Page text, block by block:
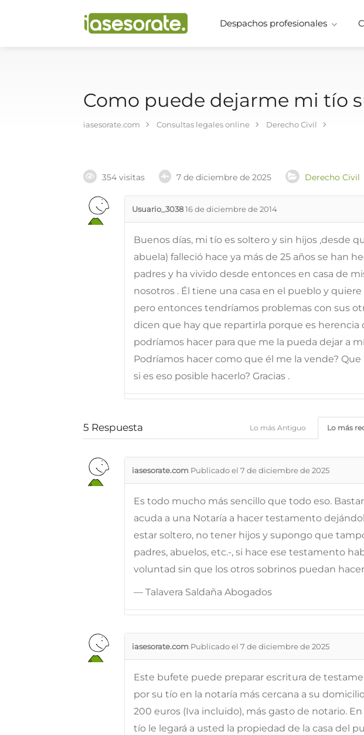
Despachos profesionales
Como puede dejarme mi tío
iasesorate.com Consultas legales online Derecho Civil
354 visitas 7 de diciembre de 2025 Derecho Civil
Usuario_303816 de diciembre de 2014
Buenos días, mi tío es soltero y sin hijos ,desde
abuela) falleció hace ya más de 25 años se han
padres y ha vivido desde entonces en casa de
nosotros . Él tiene una casa en el pueblo y
pero entonces tendríamos problemas con sus
dicen que hay que repartirla porque es herencia
podríamos hacer para que me la pueda dejar a
Podríamos hacer como que él me la vende? Que
si es eso posible hacerlo? Gracias .
5 Respuesta Lo más
Lo más Antiguo
iasesorate.com Publicado el 7 de diciembre de 2025
Es todo mucho más sencillo que todo eso.
acuda a una Notaría a hacer testamento
estar soltero, no tener hijos y supongo que
padres, abuelos, etc.-, si hace ese testamento
voluntad sin que los otros sobrinos puedan
— Talavera Saldaña Abogados
iasesorate.com Publicado el 7 de diciembre de 2025
Este bufete puede preparar escritura de
por su tío en la notaría más cercana a su
200 euros (Iva incluido), más gasto de notario.
tío le legará a usted la propiedad de la casa del